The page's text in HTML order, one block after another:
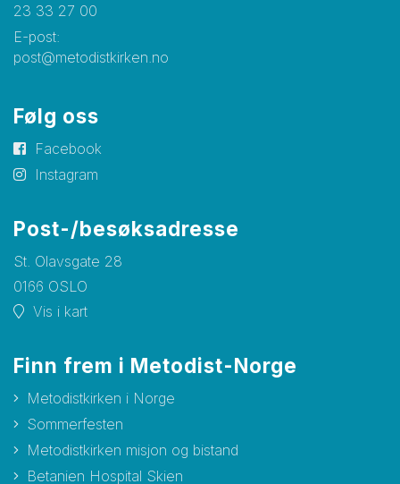
23 33 27 00
E-post:
post@metodistkirken.no
Følg oss
Facebook
Instagram
Post-/besøksadresse
St. Olavsgate 28
0166 OSLO
Vis i kart
Finn frem i Metodist-Norge
Metodistkirken i Norge
Sommerfesten
Metodistkirken misjon og bistand
Betanien Hospital Skien